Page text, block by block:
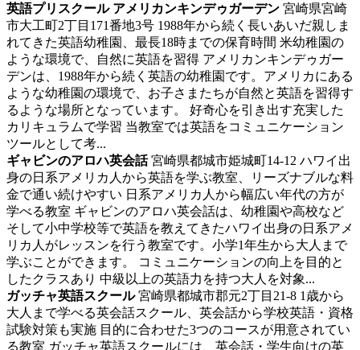
英語プリスクール アメリカンキンデゥガーデン 宮崎県宮崎
市大工町2丁目171番地3号 1988年から続く長いあいだ親しま
れてきた英語幼稚園、最長18時までの保育時間 米幼稚園の
ような環境で、自然に英語を習得 アメリカンキンデゥガー
デンは、1988年から続く英語の幼稚園です。アメリカにある
ような幼稚園の環境で、お子さまたちが自然と英語を習得す
るような場所となっています。 好奇心を引き出す充実した
カリキュラムで学習 当教室では英語をコミュニケーション
ツールとして考...
ギャビンのアロハ英会話宮崎県都城市姫城町14-12 ハワイ出
身の日系アメリカ人から英語を学ぶ教室、リーズナブルな料
金で通い続けやすい 日系アメリカ人から幅広い年代の方が
学べる教室 ギャビンのアロハ英会話は、幼稚園や高校など
そして小中学校等で英語を教えてきたハワイ出身の日系アメ
リカ人がレッスンを行う教室です。小学1年生から大人まで
学ぶことができます。 コミュニケーションの向上を目的と
したクラスあり 中級以上の英語力を持つ大人を対象...
ガッチャ英語スクール宮崎県都城市郡元2丁目21-8 1歳から
大人まで学べる英会話スクール、英会話から学校英語・資格
試験対策も実施 目的に合わせた3つのコースが用意されてい
る教室 ガッチャ英語スクールには、英会話・学生向けの英